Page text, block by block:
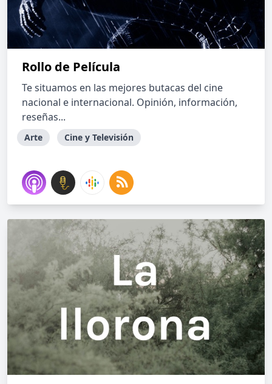
Rollo de Película
Te situamos en las mejores butacas del cine
nacional e internacional. Opinión, información,
reseñas...
Arte Cine y Televisión